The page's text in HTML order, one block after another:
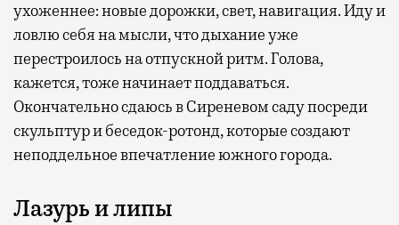
ухоженнее: новые дорожки, свет, навигация. Иду и
ловлю себя на мысли, что дыхание уже
перестроилось на отпускной ритм. Голова,
кажется, тоже начинает поддаваться.
Окончательно сдаюсь в Сиреневом саду посреди
скульптур и беседок-ротонд, которые создают
неподдельное впечатление южного города.
Лазурь и липы